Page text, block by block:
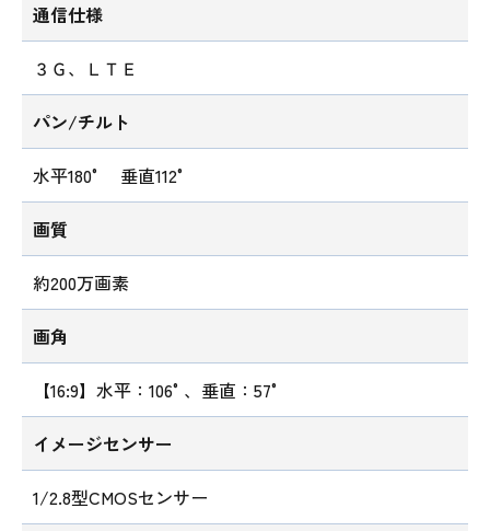
通信仕様
３Ｇ、ＬＴＥ
パン/チルト
水平180° 垂直112°
画質
約200万画素
画角
【16:9】水平：106°、垂直：57°
イメージセンサー
1/2.8型CMOSセンサー